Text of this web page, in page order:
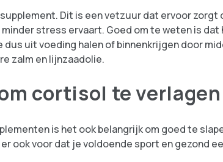
supplement. Dit is een vetzuur dat ervoor
stress ervaart. Goed om te weten is dat
dus uit voeding halen of binnenkrijgen door
zalm en lijnzaadolie.
cortisol te verlagen
is het ook belangrijk om goed te
ook voor dat je voldoende sport en gezond